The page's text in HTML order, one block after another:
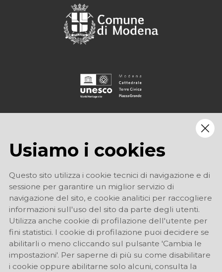
Usiamo i cookies
Questo sito utilizza i cookie tecnici di navigazione e di
sessione per garantire un miglior servizio di
navigazione del sito, e cookie analitici per raccogliere
informazioni sull'uso del sito da parte degli utenti.
Utilizza anche cookie di profilazione dell'utente per
fini statistici. I cookie di profilazione puoi decidere se
abilitarli o meno cliccando sul pulsante 'Cambia le
impostazioni'. Per saperne di più su come disabilitare
i cookie oppure abilitarne solo alcuni, consulta la